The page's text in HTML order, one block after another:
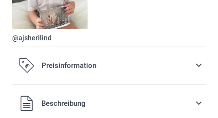
@ajsherilind
Preisinformation
Alle Preise verstehen sich in EURO (€) inkl. MwSt. und zzgl.
Versandkosten.Beschreibung